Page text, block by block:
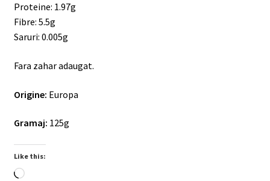
Proteine: 1.97g
Fibre: 5.5g
Saruri: 0.005g
Fara zahar adaugat.
Origine: Europa
Gramaj: 125g
Like this:
Loading…